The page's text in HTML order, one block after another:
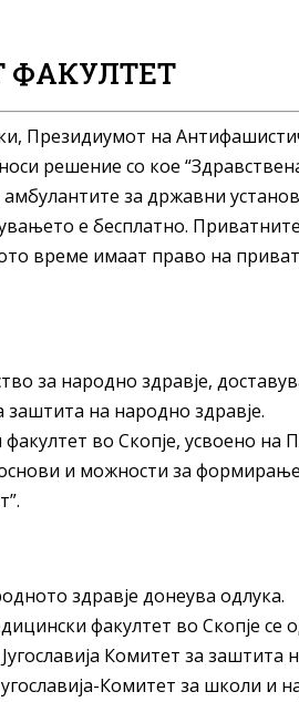
ФАКУЛТЕТ
Президиумот на
решение со кое
за државни
е бесплатно.
време имаат право на
за народно здравје,
на народно здравје.
во Скопје, усвоено на
основи и можности за
здравје донеува одлука.
факултет во Скопје се
Комитет за заштита
Комитет за школи и